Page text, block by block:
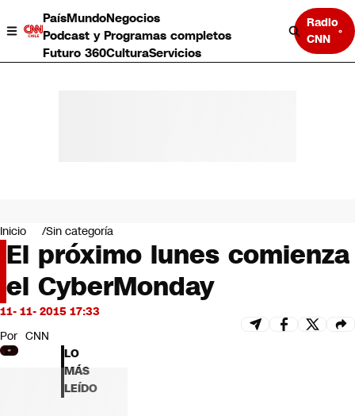
PaísMundoNegocios
Podcast y Programas completos
Futuro 360CulturaServicios
Radio
CNN
Negocios
Deportes
Programas completos
Cultura
Servicios
Bits
CNN Data
CNN tiempo
Futuro 360
Inicio Sin categoría
El próximo lunes comienza
el CyberMonday
11- 11- 2015 17:33
Por CNN
LO
MÁS
LEÍDO